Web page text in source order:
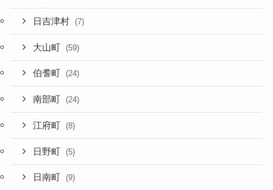
日吉津村 (7)
大山町 (59)
伯耆町 (24)
南部町 (24)
江府町 (8)
日野町 (5)
日南町 (9)